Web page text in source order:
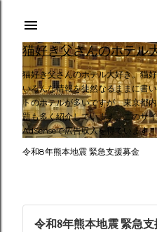
スキップしてメイ
猫好き父さんのホテル
猫好き父さんのホテル大好き。猫
いろんな情報を徒然なるままに書
トのホテルが多いですが、東京都
題も多く紹介しています。このサ
AdSenseで広告収入を得ています。
令和8年熊本地震 緊急支援募金
令和8年熊本地震 緊急